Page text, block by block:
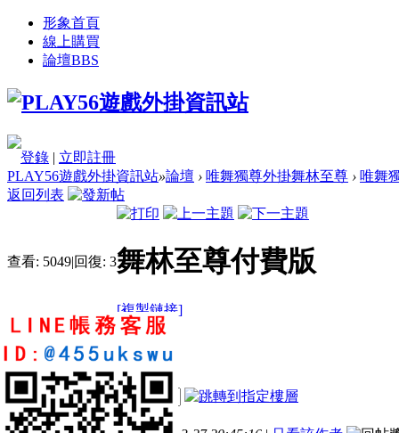
形象首頁
線上購買
論壇BBS
登錄 | 立即註冊
PLAY56遊戲外掛資訊站»論壇 › 唯舞獨尊外掛舞林至尊 › 唯舞
返回列表
查看: 5049|回復: 3舞林至尊付費版
[複製鏈接]
zhang890627
2
主
題
帖
子
積
分
電梯直達
樓主